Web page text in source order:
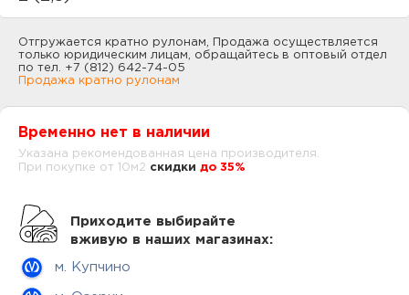
Отгружается кратно рулонам, Продажа осуществляется
только юридическим лицам, обращайтесь в оптовый отдел
по тел. +7 (812) 642-74-05
Продажа кратно рулонам
Временно нет в наличии
Указана рекомендованная цена производителя.
При покупке от 10м2 cкидки до 35%
Приходите выбирайте
вживую в наших магазинах:
м. Купчино